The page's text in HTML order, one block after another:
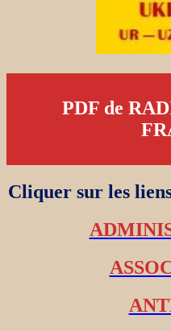
PDF de
Cliquer sur les